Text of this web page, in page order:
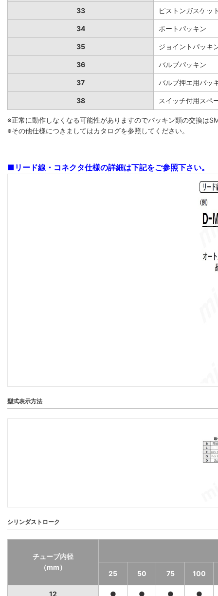
33 ピストンガスケッ
34 ポートパッキン
35 ジョイントパッキ
36 バルブパッキン
37 バルブ押エ用パッ
38 スイッチ付用スペ
※正常に動作しなくなる可能性がありますのでパッキン類の交換は
※その他仕様につきましてはカタログを参照してください。
■リード線・コネクタ仕様の詳細は下記をご参照下さい。
型式表示方法
シリンダストローク
チューブ内径
（mm）
25 50 75 100
12 ● ● ● ●